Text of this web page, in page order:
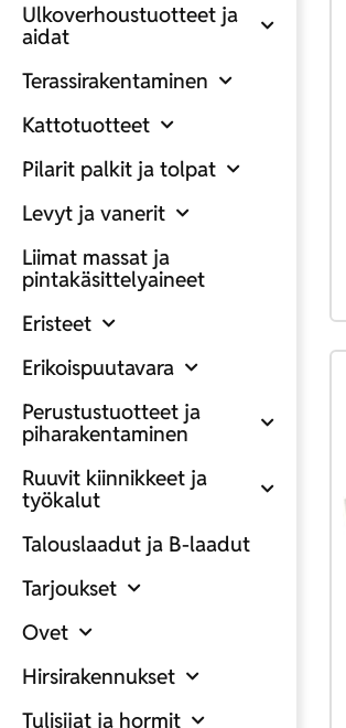
Ulkoverhoustuotteet ja
aidat
Terassirakentaminen
Kattotuotteet
Pilarit palkit ja tolpat
Levyt ja vanerit
Liimat massat ja
pintakäsittelyaineet
Eristeet
Erikoispuutavara
Perustustuotteet ja
piharakentaminen
Ruuvit kiinnikkeet ja
työkalut
Talouslaadut ja B-laadut
Tarjoukset
Ovet
Hirsirakennukset
Tulisijat ja hormit